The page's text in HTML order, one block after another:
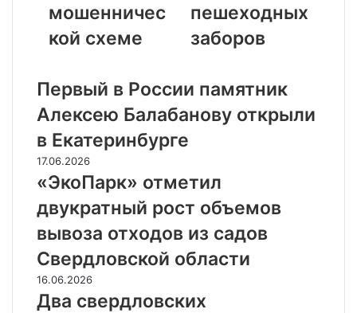
мошенничес
кой схеме
пешеходных
заборов
Первый в России памятник
Алексею Балабанову открыли
в Екатеринбурге
17.06.2026
«ЭкоПарк» отметил
двукратный рост объемов
вывоза отходов из садов
Свердловской области
16.06.2026
Два свердловских